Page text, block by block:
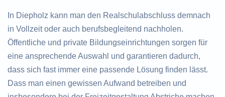
In Diepholz kann man den Realschulabschluss demnach
in Vollzeit oder auch berufsbegleitend nachholen.
Öffentliche und private Bildungseinrichtungen sorgen für
eine ansprechende Auswahl und garantieren dadurch,
dass sich fast immer eine passende Lösung finden lässt.
Dass man einen gewissen Aufwand betreiben und